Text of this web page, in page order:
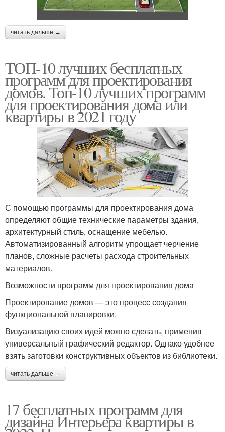
читать дальше →
ТОП-10 лучших бесплатных
программ для проектирования
домов. Топ-10 лучших программ
для проектирования дома или
квартиры в 2021 году
С помощью программы для проектирования дома
определяют общие технические параметры здания,
архитектурный стиль, оснащение мебелью.
Автоматизированный алгоритм упрощает черчение
планов, сложные расчеты расхода строительных
материалов.
Возможности программ для проектирования дома
Проектирование домов — это процесс создания
функциональной планировки.
Визуализацию своих идей можно сделать, применив
универсальный графический редактор. Однако удобнее
взять заготовки конструктивных объектов из библиотеки.
читать дальше →
17 бесплатных программ для
дизайна Интерьера квартиры в